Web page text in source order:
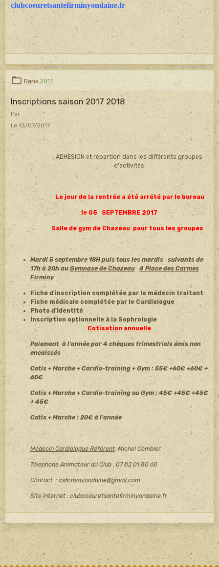
clubcoeuretsantefirminyondaine.fr
Dans2017
Inscriptions saison 2017 2018
Par
Le 13/07/2017
ADHESION et répartion dans les différents groupes
d'activités
Le jour de la rentrée a été arrété par le bureau
le 05 SEPTEMBRE 2017
Salle de gym de Chazeau pour tous les groupes
Mardi 5 septembre 18H puis tous les mardissuivants de
17h à 20h auGymnase de Chazeau
4 Place des Carmes
Firminy
Fiche d'inscription complétée par le médecin traitant
Fiche médicale complétée par le Cardiologue
Photo d'identité
Inscription optionnelle à la Sophrologie
Cotisation annuelle
Paiement à l'année par 4 chèques trimestriels émis non
encaissés
Cotis + Marche + Cardio-training + Gym : 55€ +60€ +60€ +
60€
Cotis + Marche + Cardio-training ou Gym : 45€ +45€ +45€
+ 45€
Cotis + Marche : 20€ à l'année
Médecin Cardiologue Référent: Michel Combier
Télephone Animateur du Club : 07 82 01 80 60
Contact :csfirminyondaine@gmail,com
Site Internet : clubcoeuretsantefirminyondaine.fr